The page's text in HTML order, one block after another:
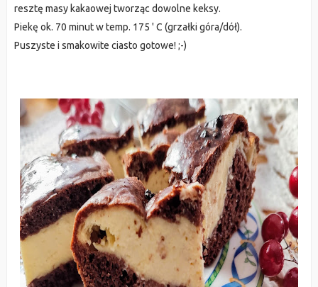
resztę masy kakaowej tworząc dowolne keksy.
Piekę ok. 70 minut w temp. 175 ' C (grzałki góra/dół).
Puszyste i smakowite ciasto gotowe! ;-)